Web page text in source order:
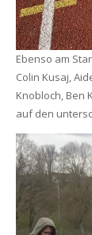
Ebenso am
Colin Kusaj,
Knobloch, Ben
auf den